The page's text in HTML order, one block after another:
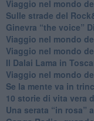
Viaggio nel mondo
Sulle strade del
​Ginevra “the voice”
Viaggio nel mondo
​Viaggio nel mondo
Il Dalai Lama in
Viaggio nel mondo
Se la mente va in
​10 storie di vita vera
​Una serata “in rosa”